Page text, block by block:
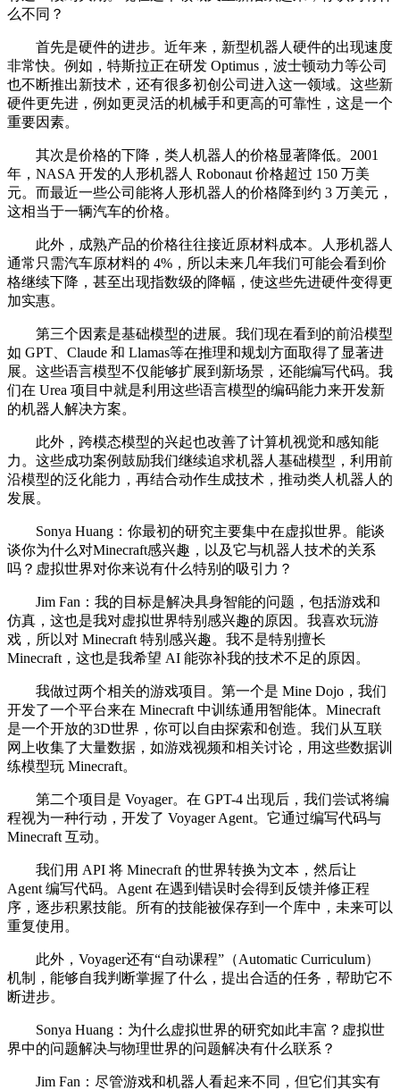
么不同？
首先是硬件的进步。近年来，新型机器人硬件的出现速度
非常快。例如，特斯拉正在研发 Optimus，波士顿动力等公司
也不断推出新技术，还有很多初创公司进入这一领域。这些新
硬件更先进，例如更灵活的机械手和更高的可靠性，这是一个
重要因素。
其次是价格的下降，类人机器人的价格显著降低。2001
年，NASA 开发的人形机器人 Robonaut 价格超过 150 万美
元。而最近一些公司能将人形机器人的价格降到约 3 万美元，
这相当于一辆汽车的价格。
此外，成熟产品的价格往往接近原材料成本。人形机器人
通常只需汽车原材料的 4%，所以未来几年我们可能会看到价
格继续下降，甚至出现指数级的降幅，使这些先进硬件变得更
加实惠。
第三个因素是基础模型的进展。我们现在看到的前沿模型
如 GPT、Claude 和 Llamas等在推理和规划方面取得了显著进
展。这些语言模型不仅能够扩展到新场景，还能编写代码。我
们在 Urea 项目中就是利用这些语言模型的编码能力来开发新
的机器人解决方案。
此外，跨模态模型的兴起也改善了计算机视觉和感知能
力。这些成功案例鼓励我们继续追求机器人基础模型，利用前
沿模型的泛化能力，再结合动作生成技术，推动类人机器人的
发展。
Sonya Huang：你最初的研究主要集中在虚拟世界。能谈
谈你为什么对Minecraft感兴趣，以及它与机器人技术的关系
吗？虚拟世界对你来说有什么特别的吸引力？
Jim Fan：我的目标是解决具身智能的问题，包括游戏和
仿真，这也是我对虚拟世界特别感兴趣的原因。我喜欢玩游
戏，所以对 Minecraft 特别感兴趣。我不是特别擅长
Minecraft，这也是我希望 AI 能弥补我的技术不足的原因。
我做过两个相关的游戏项目。第一个是 Mine Dojo，我们
开发了一个平台来在 Minecraft 中训练通用智能体。Minecraft
是一个开放的3D世界，你可以自由探索和创造。我们从互联
网上收集了大量数据，如游戏视频和相关讨论，用这些数据训
练模型玩 Minecraft。
第二个项目是 Voyager。在 GPT-4 出现后，我们尝试将编
程视为一种行动，开发了 Voyager Agent。它通过编写代码与
Minecraft 互动。
我们用 API 将 Minecraft 的世界转换为文本，然后让
Agent 编写代码。Agent 在遇到错误时会得到反馈并修正程
序，逐步积累技能。所有的技能被保存到一个库中，未来可以
重复使用。
此外，Voyager还有“自动课程”（Automatic Curriculum）
机制，能够自我判断掌握了什么，提出合适的任务，帮助它不
断进步。
Sonya Huang：为什么虚拟世界的研究如此丰富？虚拟世
界中的问题解决与物理世界的问题解决有什么联系？
Jim Fan：尽管游戏和机器人看起来不同，但它们其实有